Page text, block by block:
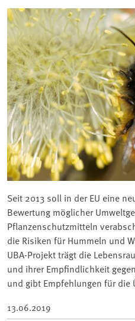
Seit 2013 soll in der EU eine
Bewertung möglicher
Pflanzenschutzmitteln
die Risiken für Hummeln und
UBA-Projekt trägt die
und ihrer Empfindlichkeit
und gibt Empfehlungen für die
13.06.2019